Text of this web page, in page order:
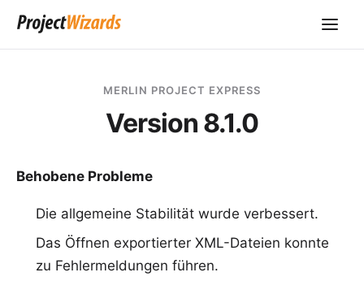
MERLIN PROJECT EXPRESS
Version 8.1.0
Behobene Probleme
Die allgemeine Stabilität wurde verbessert.
Das Öffnen exportierter XML-Dateien konnte
zu Fehlermeldungen führen.